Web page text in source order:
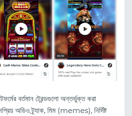
বর্তমান ট্রেন্ডগুলো অন্তর্ভুক্ত করা
অডিও ট্র্যাক, মিম (memes), নির্দিষ্ট